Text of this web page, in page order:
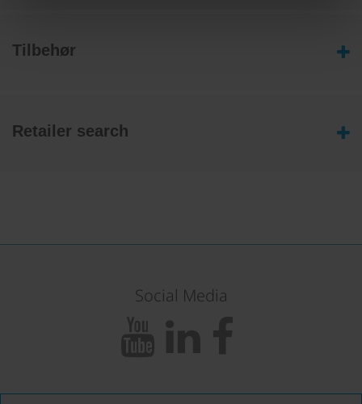
Tilbehør
Retailer search
Social Media